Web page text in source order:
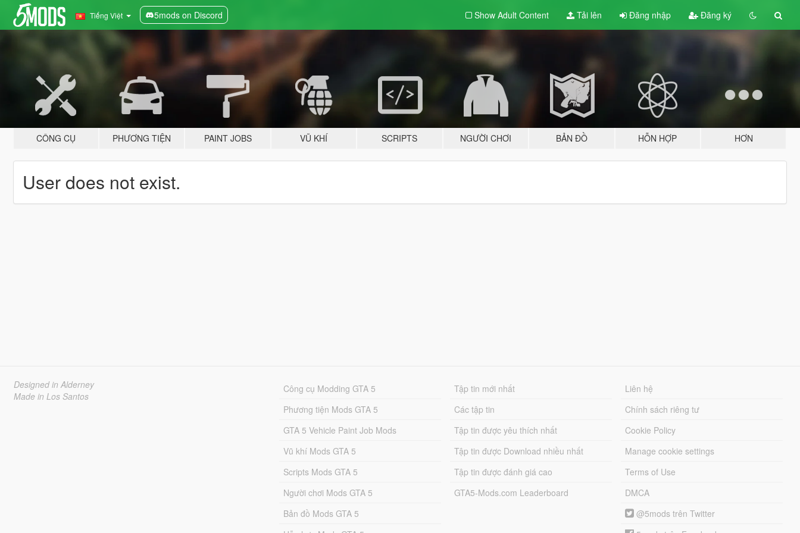
Tiếng Việt 5mods on Discord Show Adult Content Tải lên Đăng nhập Đăng ký
CÔNG CỤ PHƯƠNG TIỆN PAINT JOBS VŨ KHÍ SCRIPTS NGƯỜI CHƠI BẢN ĐỒ HỖN HỢP HƠN
User does not exist.
Designed in Alderney
Made in Los Santos
Công cụ Modding GTA 5
Phương tiện Mods GTA 5
GTA 5 Vehicle Paint Job Mods
Vũ khí Mods GTA 5
Scripts Mods GTA 5
Người chơi Mods GTA 5
Bản đồ Mods GTA 5
Tập tin mới nhất
Các tập tin
Tập tin được yêu thích nhất
Tập tin được Download nhiều nhất
Tập tin được đánh giá cao
GTA5-Mods.com Leaderboard
Liên hệ
Chính sách riêng tư
Cookie Policy
Manage cookie settings
Terms of Use
DMCA
@5mods trên Twitter